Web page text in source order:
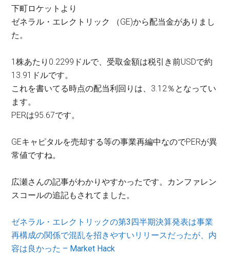
下町ロケットより
ゼネラル・エレクトリック （GE)から配当金がありまし
た。
1株あたり0.2299ドルで、受取金額は税引き前USDで約
13.91ドルです。
これを書いてる時点の配当利回りは、3.12％となってい
ます。
PERは95.67です。
GEキャピタルを売却する等の事業再編中なのでPERが異
常値ですね。
広瀬さんの記事がわかりやすかったです。カンファレン
スコールの追記もされてました。
ゼネラル・エレクトリックの第3四半期決算発表は事業
再構成の関係で混乱を招きやすいリリースだったが、内
容は良かった – Market Hack